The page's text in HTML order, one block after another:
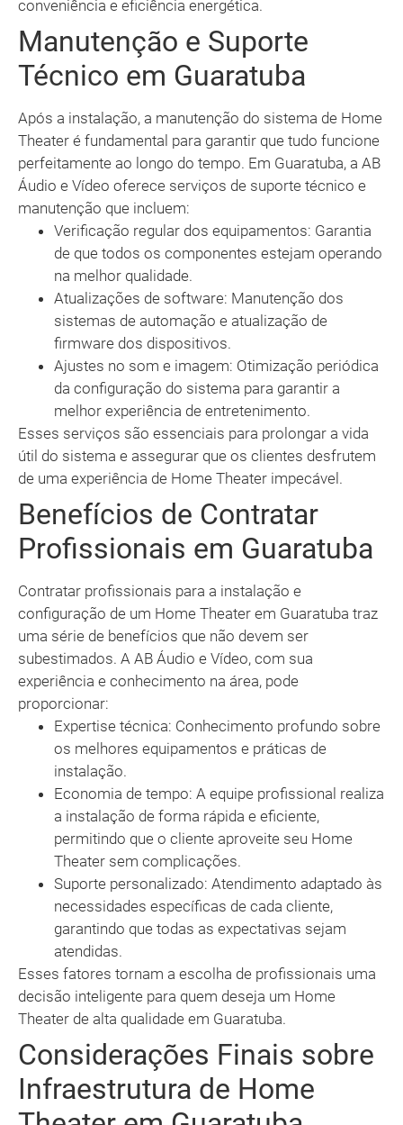
conveniência e eficiência energética.
Manutenção e Suporte
Técnico em Guaratuba
Após a instalação, a manutenção do sistema de Home
Theater é fundamental para garantir que tudo funcione
perfeitamente ao longo do tempo. Em Guaratuba, a AB
Áudio e Vídeo oferece serviços de suporte técnico e
manutenção que incluem:
Verificação regular dos equipamentos: Garantia
de que todos os componentes estejam operando
na melhor qualidade.
Atualizações de software: Manutenção dos
sistemas de automação e atualização de
firmware dos dispositivos.
Ajustes no som e imagem: Otimização periódica
da configuração do sistema para garantir a
melhor experiência de entretenimento.
Esses serviços são essenciais para prolongar a vida
útil do sistema e assegurar que os clientes desfrutem
de uma experiência de Home Theater impecável.
Benefícios de Contratar
Profissionais em Guaratuba
Contratar profissionais para a instalação e
configuração de um Home Theater em Guaratuba traz
uma série de benefícios que não devem ser
subestimados. A AB Áudio e Vídeo, com sua
experiência e conhecimento na área, pode
proporcionar:
Expertise técnica: Conhecimento profundo sobre
os melhores equipamentos e práticas de
instalação.
Economia de tempo: A equipe profissional realiza
a instalação de forma rápida e eficiente,
permitindo que o cliente aproveite seu Home
Theater sem complicações.
Suporte personalizado: Atendimento adaptado às
necessidades específicas de cada cliente,
garantindo que todas as expectativas sejam
atendidas.
Esses fatores tornam a escolha de profissionais uma
decisão inteligente para quem deseja um Home
Theater de alta qualidade em Guaratuba.
Considerações Finais sobre
Infraestrutura de Home